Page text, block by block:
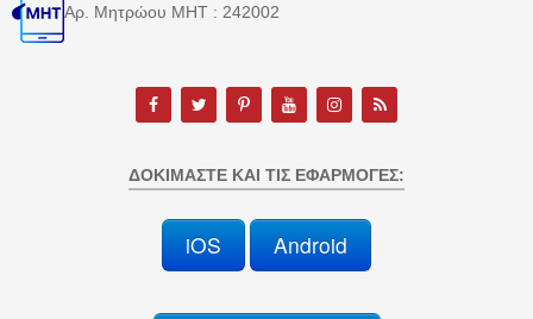
Αρ. Μητρώου MHT : 242002
ΔΟΚΙΜΆΣΤΕ ΚΑΙ ΤΙΣ ΕΦΑΡΜΟΓΈΣ:
iOS Android